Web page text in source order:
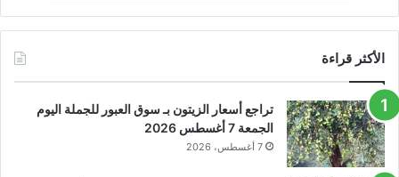
الأكثر قراءة
تراجع أسعار الزيتون بـ سوق العبور للجملة اليوم
الجمعة 7 أغسطس 2026
7 أغسطس، 2026